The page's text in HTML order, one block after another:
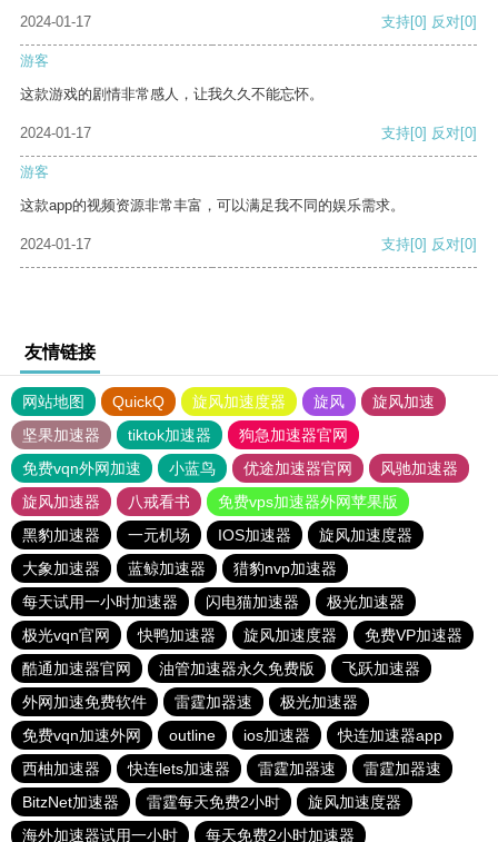
2024-01-17
支持[0] 反对[0]
游客
这款游戏的剧情非常感人，让我久久不能忘怀。
2024-01-17 支持[0] 反对[0]
游客
这款app的视频资源非常丰富，可以满足我不同的娱乐需求。
2024-01-17 支持[0] 反对[0]
友情链接
网站地图 QuickQ 旋风加速度器 旋风
旋风加速
坚果加速器
tiktok加速器
狗急加速器官网
免费vqn外网加速
小蓝鸟 优途加速器官网
风驰加速器
旋风加速器
八戒看书
免费vps加速器外网苹果版
黑豹加速器
一元机场 IOS加速器
旋风加速度器
大象加速器
蓝鲸加速器
猎豹nvp加速器
每天试用一小时加速器
闪电猫加速器
极光加速器
极光vqn官网
快鸭加速器 旋风加速度器
免费VP加速器
酷通加速器官网
油管加速器永久免费版
飞跃加速器
外网加速免费软件
雷霆加器速
极光加速器
免费vqn加速外网
outline ios加速器
快连加速器app
西柚加速器
快连lets加速器 雷霆加器速
雷霆加器速
BitzNet加速器
雷霆每天免费2小时
旋风加速度器
海外加速器试用一小时
每天免费2小时加速器